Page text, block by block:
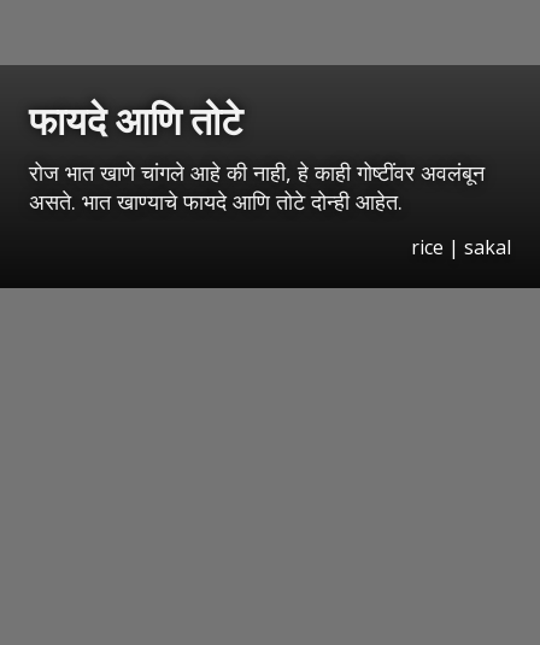
फायदे आणि तोटे
रोज भात खाणे चांगले आहे की नाही, हे काही गोष्टींवर अवलंबून
असते. भात खाण्याचे फायदे आणि तोटे दोन्ही आहेत.
rice | sakal